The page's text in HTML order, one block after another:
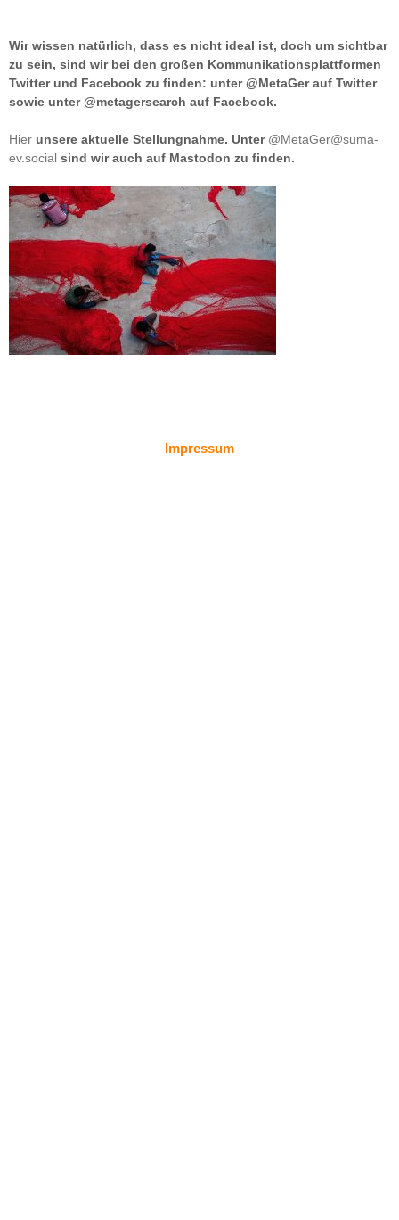
Wir wissen natürlich, dass es nicht ideal ist, doch um sichtbar
zu sein, sind wir bei den großen Kommunikationsplattformen
Twitter und Facebook zu finden: unter @MetaGer auf Twitter
sowie unter @metagersearch auf Facebook.
Hier unsere aktuelle Stellungnahme. Unter @MetaGer@suma-
ev.social sind wir auch auf Mastodon zu finden.
Impressum